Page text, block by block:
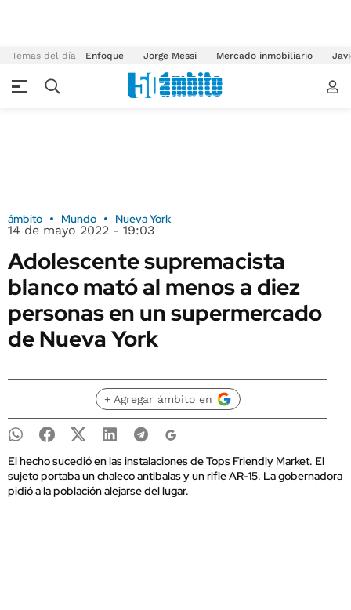
Temas del día Enfoque Jorge Messi Mercado inmobiliario
ámbito Mundo Nueva York
14 de mayo 2022 - 19:03
Adolescente supremacista
blanco mató al menos a diez
personas en un supermercado
de Nueva York
+ Agregar ámbito en
El hecho sucedió en las instalaciones de Tops Friendly Market. El
sujeto portaba un chaleco antibalas y un rifle AR-15. La gobernadora
pidió a la población alejarse del lugar.